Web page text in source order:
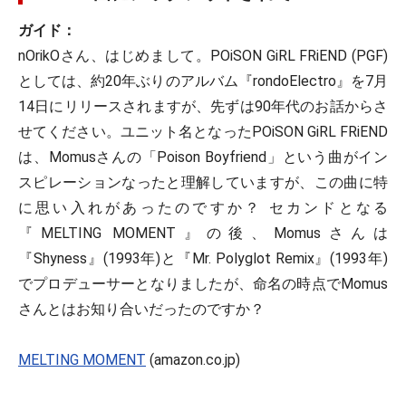
ガイド：
nOrikOさん、はじめまして。POiSON GiRL FRiEND (PGF)
としては、約20年ぶりのアルバム『rondoElectro』を7月
14日にリリースされますが、先ずは90年代のお話からさ
せてください。ユニット名となったPOiSON GiRL FRiEND
は、Momusさんの「Poison Boyfriend」という曲がイン
スピレーションなったと理解していますが、この曲に特
に思い入れがあったのですか？ セカンドとなる
『MELTING MOMENT』の後、Momusさんは
『Shyness』(1993年)と『Mr. Polyglot Remix』(1993年)
でプロデューサーとなりましたが、命名の時点でMomus
さんとはお知り合いだったのですか？
MELTING MOMENT (amazon.co.jp)